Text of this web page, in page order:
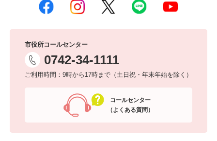
市役所コールセンター
0742-34-1111
ご利用時間：9時から17時まで（土日祝・年末年始を除く）
コールセンター
（よくある質問）